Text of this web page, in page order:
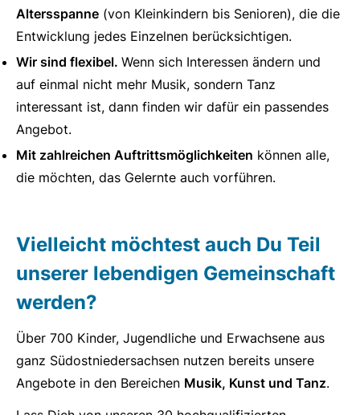
Altersspanne (von Kleinkindern bis Senioren), die die
Entwicklung jedes Einzelnen berücksichtigen.
Wir sind flexibel. Wenn sich Interessen ändern und
auf einmal nicht mehr Musik, sondern Tanz
interessant ist, dann finden wir dafür ein passendes
Angebot.
Mit zahlreichen Auftrittsmöglichkeiten können alle,
die möchten, das Gelernte auch vorführen.
Vielleicht möchtest auch Du Teil
unserer lebendigen Gemeinschaft
werden?
Über 700 Kinder, Jugendliche und Erwachsene aus
ganz Südostniedersachsen nutzen bereits unsere
Angebote in den Bereichen Musik, Kunst und Tanz.